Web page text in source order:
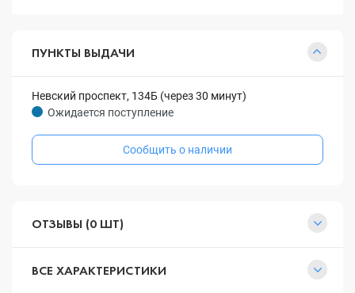
ПУНКТЫ ВЫДАЧИ
Невский проспект, 134Б (через 30 минут)
Ожидается поступление
Сообщить о наличии
ОТЗЫВЫ (0 ШТ)
ВСЕ ХАРАКТЕРИСТИКИ